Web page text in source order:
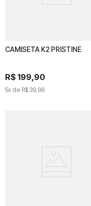
CAMISETA K2 PRISTINE
R$ 199,90
5x de R$ 39,98
CAMISETA K2 PRISTINE
R$199,
5 x deR$ 39